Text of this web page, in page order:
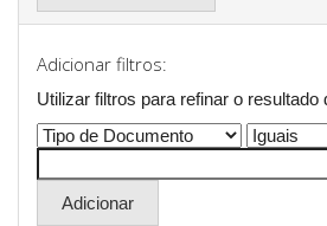
Adicionar filtros:
Utilizar filtros para refinar o resultado